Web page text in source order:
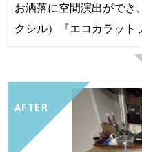
お洒落に空間演出ができ
クシル）『エコカラット
AFTER